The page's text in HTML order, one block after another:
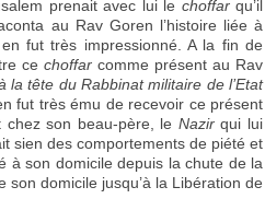
prenait avec lui le choffar qu’il
au Rav Goren l’histoire liée à
fut très impressionné. A la fin de
ce choffar comme présent au Rav
tête du Rabbinat militaire de l’Etat
fut très ému de recevoir ce présent
chez son beau-père, le Nazir qui lui
sien des comportements de piété et
à son domicile depuis la chute de la
son domicile jusqu’à la Libération de